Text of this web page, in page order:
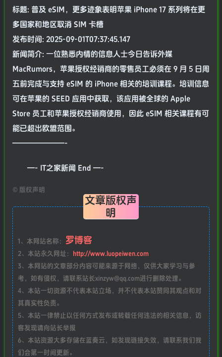
标题: 普及 eSIM，更多迹象表明苹果 iPhone 17 系列将在更
多国家和地区取消 SIM 卡槽
发布时间: 2025-09-01T07:37:45.147
新闻简介: 一位熟悉内情的信息人士今日告诉外媒
MacRumors，苹果授权经销商的零售员工必须在 9 月 5 日周
五前完成与支持 eSIM 的 iPhone 相关的培训课程。培训信息
可在苹果的 SEED 应用中获取，该应用被全球的 Apple
Store 员工和苹果授权经销商使用，因此 eSIM 相关课程有可
能已超出欧盟范围。
———————-
—- IT之家新闻 End —-
© 版权声明
文章版权声
明
1、本网站名称： 罗博客
2、本站永久网址：
http://www.luopeiwen.com
3、本网站的文章部分内容可能来源于网络，仅供大家学习与参
考，如有侵权，请联系站长xinzyw@qq.com进行删除处理。
4、本站一切资源不代表本站立场，并不代表本站赞同其观点和对
其真实性负责。
5、本站一律禁止以任何方式发布或转载任何违法的相关信息，访
客发现请向站长举报
6、本站资源大多存储在蓝奏云，如发现链接失效，请联系我们我
们会第一时间更新。